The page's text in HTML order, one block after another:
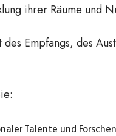
ihrer Räume und
Empfangs, des
Talente und